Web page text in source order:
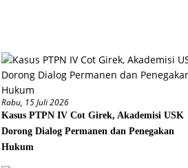
Rabu, 15 Juli 2026
Kasus PTPN IV Cot Girek, Akademisi USK
Dorong Dialog Permanen dan Penegakan
Hukum